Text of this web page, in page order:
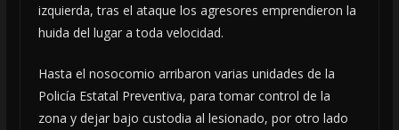
izquierda, tras el ataque los agresores emprendieron la
huida del lugar a toda velocidad.
Hasta el nosocomio arribaron varias unidades de la
Policía Estatal Preventiva, para tomar control de la
zona y dejar bajo custodia al lesionado, por otro lado